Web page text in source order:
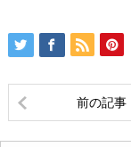
前の記事